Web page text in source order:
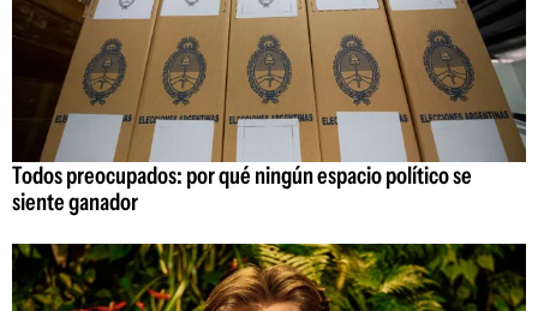
Todos preocupados: por qué ningún espacio político se
siente ganador